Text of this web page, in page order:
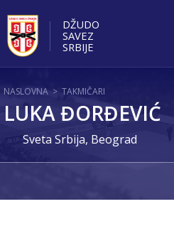
DŽUDO
SAVEZ
SRBIJE
NASLOVNA > TAKMIČARI
LUKA ĐORĐEVIĆ
Sveta Srbija, Beograd